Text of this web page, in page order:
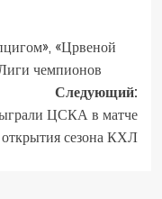
«Црвеной
чемпионов
Следующий:
ЦСКА в матче
открытия сезона КХЛ